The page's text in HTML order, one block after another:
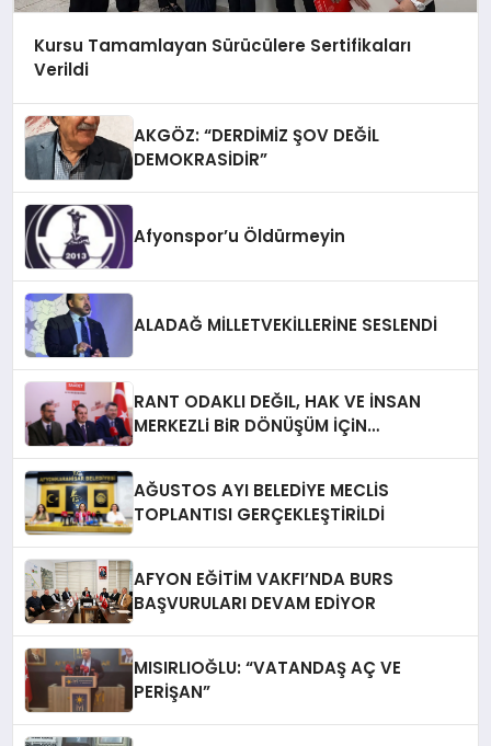
Kursu Tamamlayan Sürücülere Sertifikaları
Verildi
AKGÖZ: “DERDİMİZ ŞOV DEĞİL
DEMOKRASİDİR”
Afyonspor’u Öldürmeyin
ALADAĞ MİLLETVEKİLLERİNE SESLENDİ
RANT ODAKLI DEĞIL, HAK VE İNSAN
MERKEZLi BiR DÖNÜŞÜM İÇiN
AĞUSTOS AYI BELEDİYE MECLİS
TOPLANTISI GERÇEKLEŞTİRİLDİ
AFYON EĞİTİM VAKFI’NDA BURS
BAŞVURULARI DEVAM EDİYOR
MISIRLIOĞLU: “VATANDAŞ AÇ VE
PERİŞAN”